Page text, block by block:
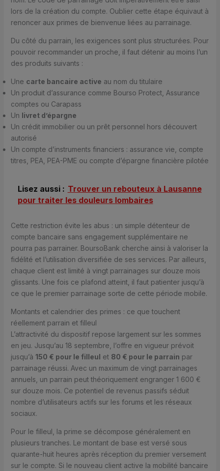
lors de la création du compte. Oublier cette étape équivaut à
renoncer aux primes de bienvenue liées au parrainage.
Du côté du parrain, les exigences sont plus structurées. Pour
pouvoir recommander un proche, il faut détenir au moins l’un
des produits suivants :
Une carte bancaire active au nom du titulaire
Un produit d’assurance comme Bourso Protect, Assurance
comptes ou Carapass
Un livret d’épargne
Un crédit immobilier ou un prêt personnel hors découvert
autorisé
Un compte d’instruments financiers : assurance vie, compte
titres, PEA, PEA-PME ou compte d’épargne financière pilotée
Lisez aussi : Trouver un rebouteux à Lausanne
pour traiter les douleurs lombaires
Cette restriction évite les abus : un simple détenteur de
compte bancaire sans engagement supplémentaire ne
pourra pas parrainer. BoursoBank cherche ainsi à valoriser la
fidélité et l’utilisation diversifiée de ses services. Par ailleurs,
chaque client est limité à vingt parrainages sur douze mois
glissants. Une fois ce plafond atteint, il faut patienter jusqu’à
ce que le premier parrainage sorte de cette période mobile.
Montants et calendrier des primes : ce que touchent
réellement parrain et filleul
L’attractivité du dispositif repose largement sur les sommes
en jeu. Jusqu’au 18 septembre, l’offre en vigueur prévoit
jusqu’à 150 € pour le filleul et 80 € pour le parrain par
parrainage réussi. Avec un maximum de vingt parrainages
annuels, un parrain peut théoriquement engranger 1 600 €
sur douze mois. Ce potentiel de revenus passifs séduit
nombre d’utilisateurs actifs sur les forums et les réseaux
sociaux.
Pour le filleul, la prime se décompose généralement en
plusieurs tranches. Le montant de base est versé sous
quarante-huit heures après réception du premier versement
sur le compte. Si le nouveau client active la mobilité bancaire